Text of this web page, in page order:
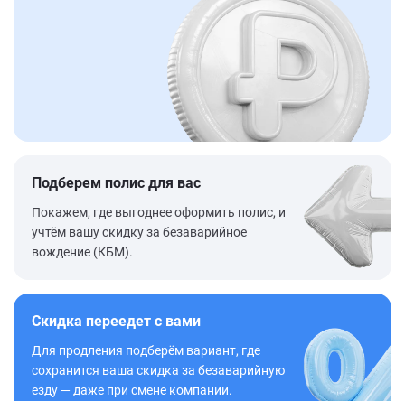
Подберем полис для вас
Покажем, где выгоднее оформить полис, и
учтём вашу скидку за безаварийное
вождение (КБМ).
Скидка переедет с вами
Для продления подберём вариант, где
сохранится ваша скидка за безаварийную
езду — даже при смене компании.